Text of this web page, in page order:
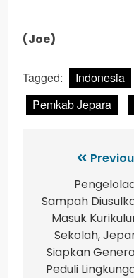
(Joe)
Tagged: Indonesia
Pemkab Jepara
Sampah
Masuk
Sekolah,
Siapkan
Peduli